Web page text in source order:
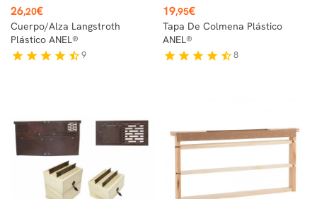
Precio
26,20€
Cuerpo/Alza Langstroth
Plástico ANEL®
star star star star star_half9
Precio
19,95€
Tapa De Colmena Plástico
ANEL®
star star star star star_half8